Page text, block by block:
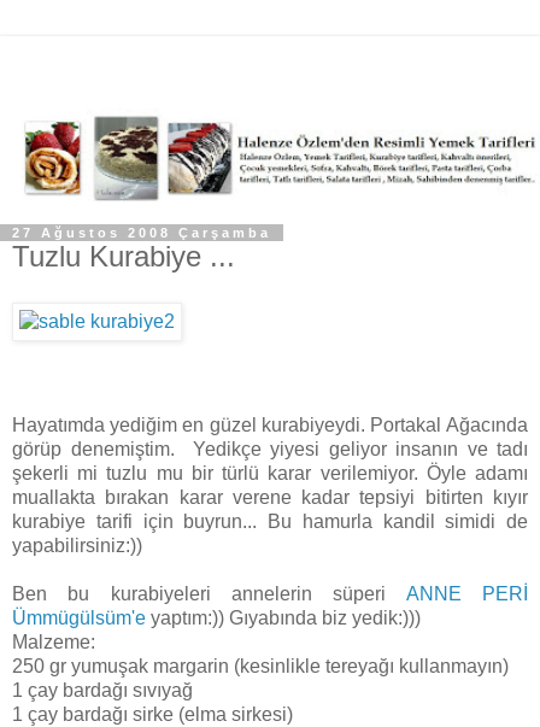
27 Ağustos 2008 Çarşamba
Tuzlu Kurabiye ...
Hayatımda yediğim en güzel kurabiyeydi. Portakal Ağacında
görüp denemiştim. Yedikçe yiyesi geliyor insanın ve tadı
şekerli mi tuzlu mu bir türlü karar verilemiyor. Öyle adamı
muallakta bırakan karar verene kadar tepsiyi bitirten kıyır
kurabiye tarifi için buyrun... Bu hamurla kandil simidi de
yapabilirsiniz:))
Ben bu kurabiyeleri annelerin süperi ANNE PERİ
Ümmügülsüm'e yaptım:)) Gıyabında biz yedik:)))
Malzeme:
250 gr yumuşak margarin (kesinlikle tereyağı kullanmayın)
1 çay bardağı sıvıyağ
1 çay bardağı sirke (elma sirkesi)